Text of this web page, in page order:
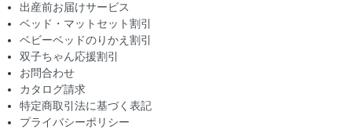
出産前お届けサービス
ベッド・マットセット割引
ベビーベッドのりかえ割引
双子ちゃん応援割引
お問合わせ
カタログ請求
特定商取引法に基づく表記
プライバシーポリシー